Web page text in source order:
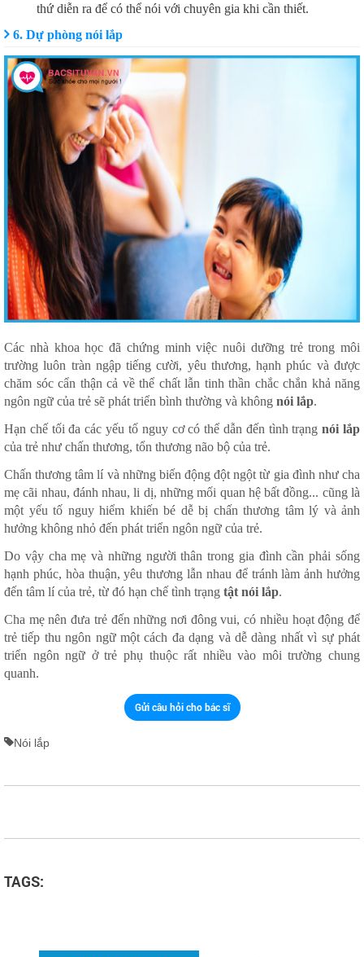
thứ diễn ra để có thể nói với chuyên gia khi cần thiết.
6. Dự phòng nói lắp
Các nhà khoa học đã chứng minh việc nuôi dưỡng trẻ trong môi
trường luôn tràn ngập tiếng cười, yêu thương, hạnh phúc và được
chăm sóc cẩn thận cả về thể chất lẫn tinh thần chắc chắn khả năng
ngôn ngữ của trẻ sẽ phát triển bình thường và không nói lắp.
Hạn chế tối đa các yếu tố nguy cơ có thể dẫn đến tình trạngnói lắp
của trẻ như chấn thương, tổn thương não bộ của trẻ.
Chấn thương tâm lí và những biến động đột ngột từ gia đình như cha
mẹ cãi nhau, đánh nhau, li dị, những mối quan hệ bất đồng... cũng là
một yếu tố nguy hiểm khiến bé dễ bị chấn thương tâm lý và ảnh
hưởng không nhỏ đến phát triển ngôn ngữ của trẻ.
Do vậy cha mẹ và những người thân trong gia đình cần phải sống
hạnh phúc, hòa thuận, yêu thương lẫn nhau để tránh làm ảnh hưởng
đến tâm lí của trẻ, từ đó hạn chế tình trạng tật nói lắp.
Cha mẹ nên đưa trẻ đến những nơi đông vui, có nhiều hoạt động để
trẻ tiếp thu ngôn ngữ một cách đa dạng và dễ dàng nhất vì sự phát
triển ngôn ngữ ở trẻ phụ thuộc rất nhiều vào môi trường chung
quanh.
Gửi câu hỏi cho bác sĩ
Nói lắp
TAGS: